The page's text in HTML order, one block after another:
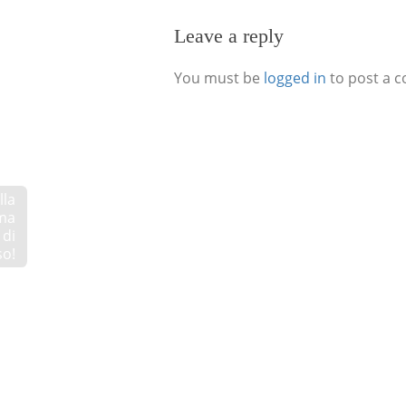
Leave a reply
You must be logged in to post a